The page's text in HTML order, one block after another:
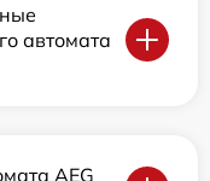
автомата
AEG